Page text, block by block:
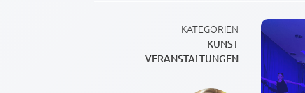
KATEGORIEN
KUNST
VERANSTALTUNGEN